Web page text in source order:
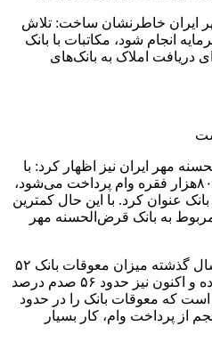
ایران خاطرنشان ساخت: تلاش
انجام شود، مکاتبات با بانک
دریافت املاک به بانک‌های
مهر ایران نیز اظهار کرد: با
توجه به اینکه سالانه ۲ میلیون ۸۰۰هزار فقره وام پرداخت می‌شود،
عنوان کرد. با این حال کمترین
به بانک قرض‌الحسنه مهر
شمسی‌نژاد ادامه داد: در پایان سال گذشته میزان معوقات بانک ۵۲
صدم درصد (حدود نیم درصد) بوده و اکنون نیز حدود ۵۶ صدم درصد
است که معوقات بانک را در حدود
از پرداخت وام، کار بسیار